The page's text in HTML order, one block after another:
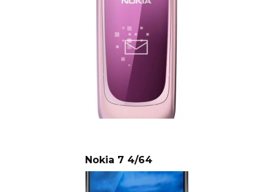
Nokia 7 4/64